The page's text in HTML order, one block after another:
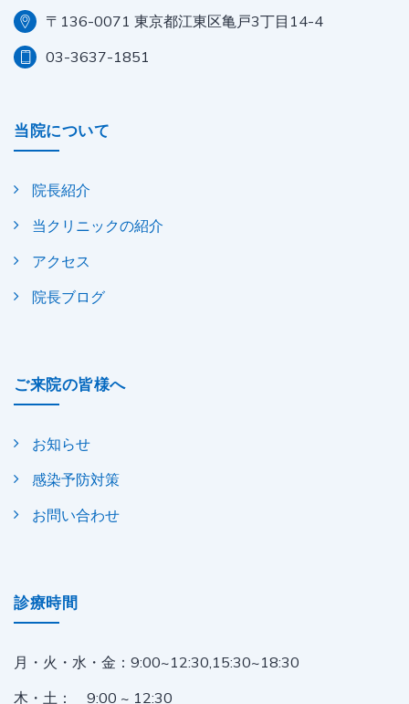
〒136-0071 東京都江東区亀戸3丁目14-4
03-3637-1851
当院について
院長紹介
当クリニックの紹介
アクセス
院長ブログ
ご来院の皆様へ
お知らせ
感染予防対策
お問い合わせ
診療時間
月・火・水・金： 9:00~12:30,15:30~18:30
木・土： 9:00 ~ 12:30